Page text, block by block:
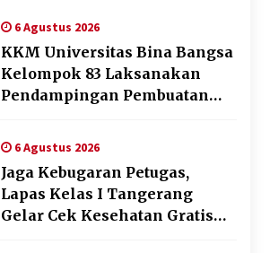
6 Agustus 2026
KKM Universitas Bina Bangsa
Kelompok 83 Laksanakan
Pendampingan Pembuatan
Memperkuat Pemasaran
UMKM di Desa Cempaka
6 Agustus 2026
Jaga Kebugaran Petugas,
Lapas Kelas I Tangerang
Gelar Cek Kesehatan Gratis